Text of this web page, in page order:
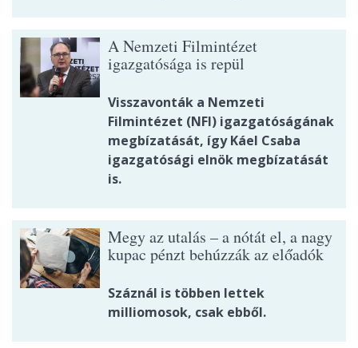
A Nemzeti Filmintézet
igazgatósága is repül
Visszavonták a Nemzeti
Filmintézet (NFI) igazgatóságának
megbízatását, így Káel Csaba
igazgatósági elnök megbízatását
is.
Megy az utalás – a nótát el, a nagy
kupac pénzt behúzzák az előadók
Száznál is többen lettek
milliomosok, csak ebből.